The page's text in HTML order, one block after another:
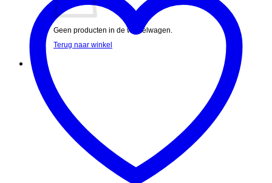
Geen producten in de winkelwagen.
Terug naar winkel